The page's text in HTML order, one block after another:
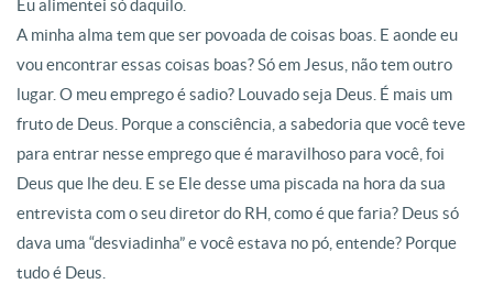
Eu alimentei só daquilo.
A minha alma tem que ser povoada de coisas boas. E aonde eu
vou encontrar essas coisas boas? Só em Jesus, não tem outro
lugar. O meu emprego é sadio? Louvado seja Deus. É mais um
fruto de Deus . Porque a consciência, a sabedoria que você teve
para entrar nesse emprego que é maravilhoso para você, foi
Deus que lhe deu . E se Ele desse uma piscada na hora da sua
entrevista com o seu diretor do RH, como é que faria? Deus só
dava uma “desviadinha” e você estava no pó, entende? Porque
tudo é Deus